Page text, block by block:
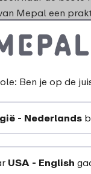
Mepal een
een
zijn zowel
Mepal ontworpen
van
geur binnen en
verschil zit
Ben je op de
- Nederlands
USA - English